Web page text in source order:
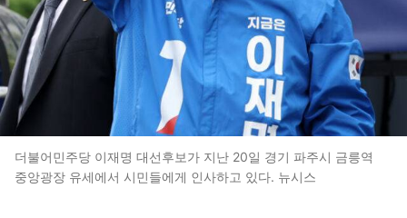
더불어민주당 이재명 대선후보가 지난 20일 경기 파주시 금릉역
중앙광장 유세에서 시민들에게 인사하고 있다. 뉴시스